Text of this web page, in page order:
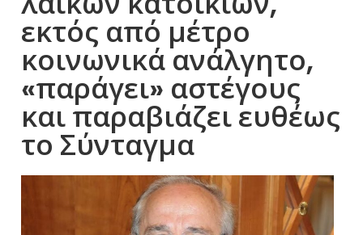
εκτός από μέτρο
κοινωνικά ανάλγητο,
«παράγει» αστέγους
και παραβιάζει ευθέως
το Σύνταγμα